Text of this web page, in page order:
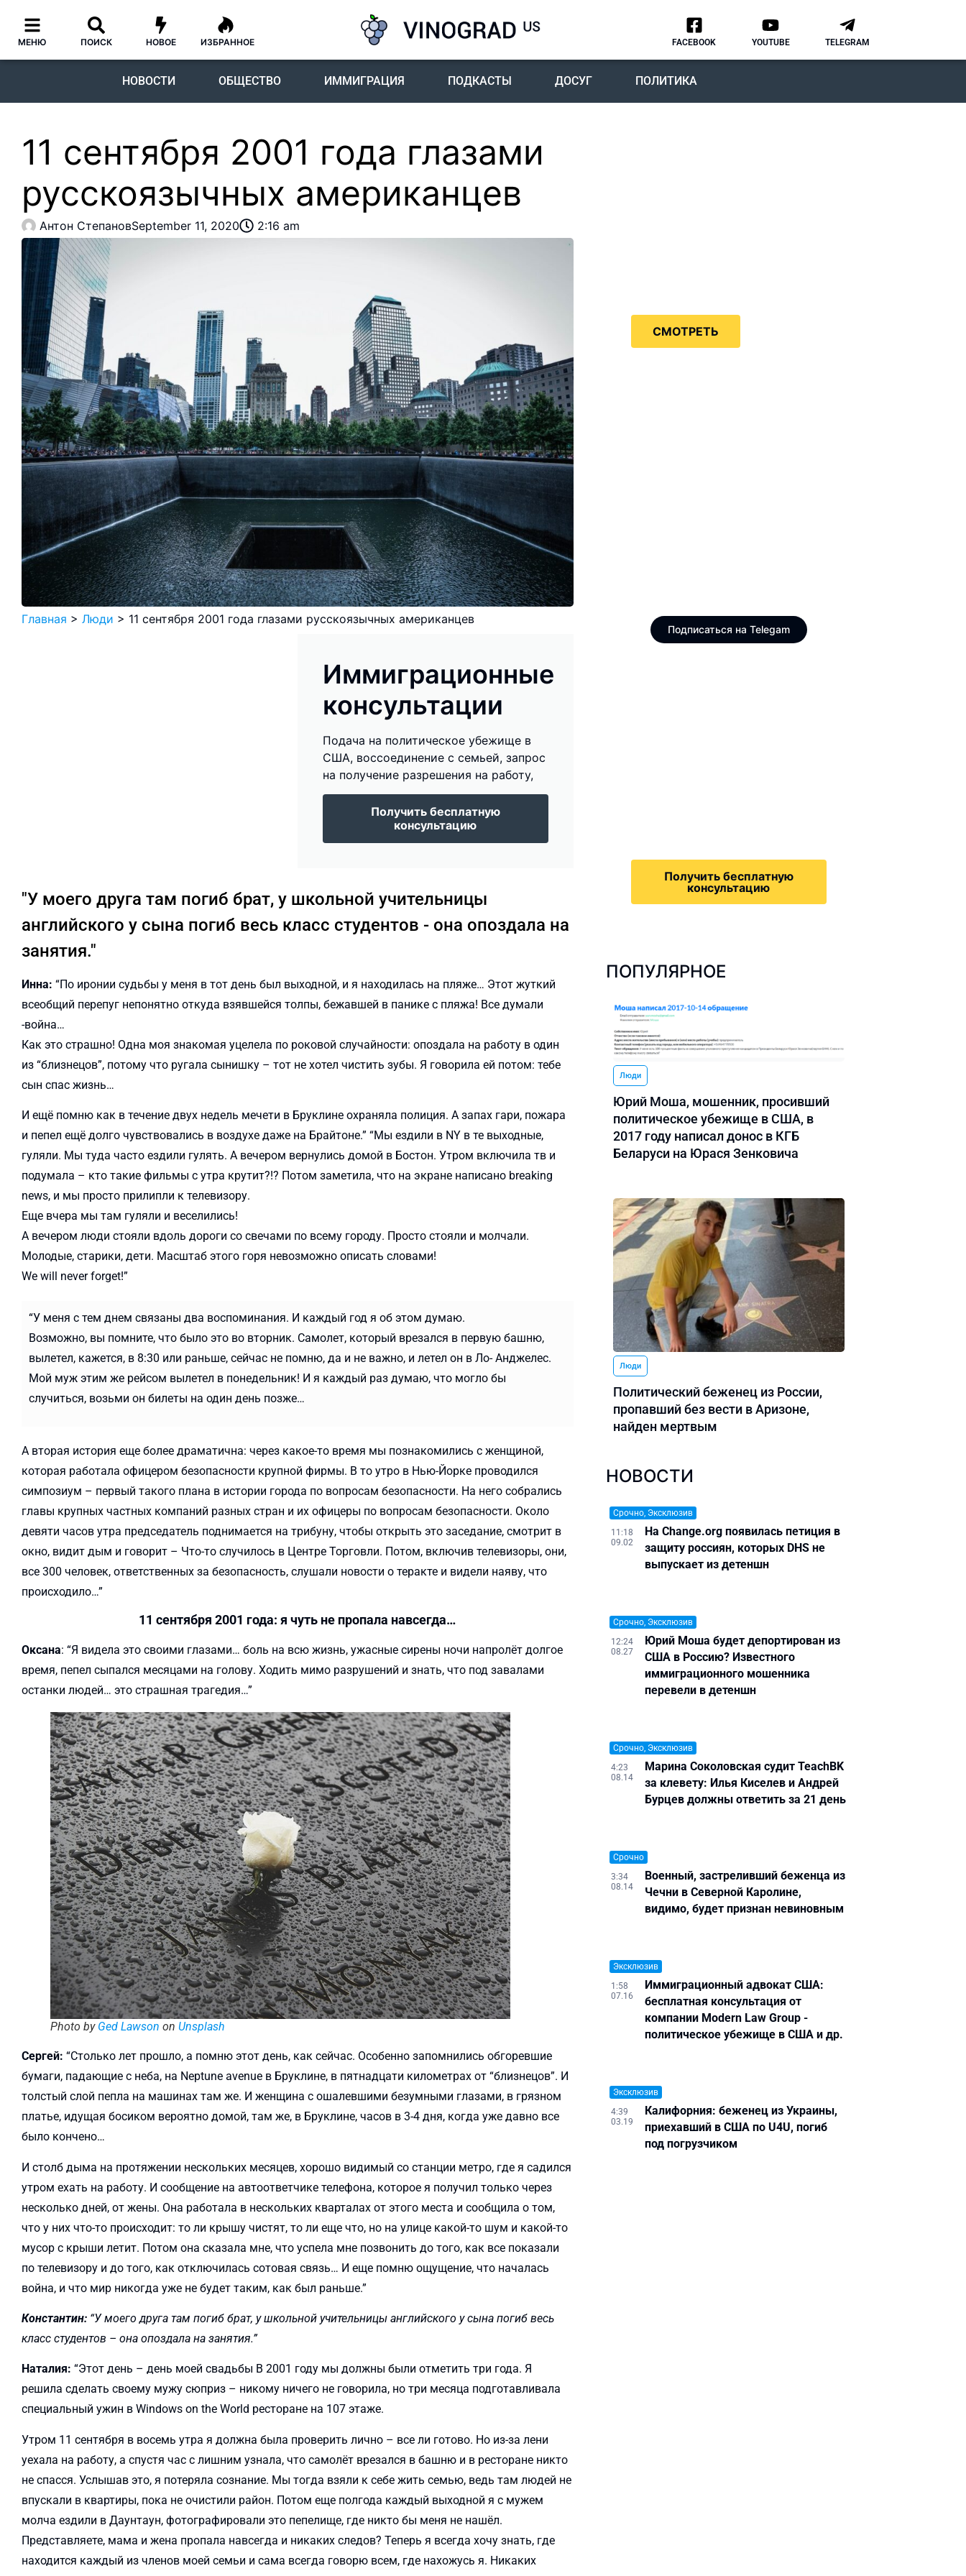
МЕНЮ ПОИСК НОВОЕ ИЗБРАННОЕ FACEBOOK YOUTUBE TELEGRAM
НОВОСТИ ОБЩЕСТВО ИММИГРАЦИЯ ПОДКАСТЫ ДОСУГ ПОЛИТИКА
11 сентября 2001 года глазами
русскоязычных американцев
Антон СтепановSeptember 11, 2020 2:16 am
Главная > Люди > 11 сентября 2001 года глазами русскоязычных американцев
Иммиграционные
консультации
Подача на политическое убежище в
США, воссоединение с семьей, запрос
на получение разрешения на работу,
Получить бесплатную
консультацию
"У моего друга там погиб брат, у школьной учительницы
английского у сына погиб весь класс студентов - она опоздала на
занятия."
Инна: “По иронии судьбы у меня в тот день был выходной, и я находилась на пляже… Этот жуткий
всеобщий перепуг непонятно откуда взявшейся толпы, бежавшей в панике с пляжа! Все думали
-война…
Как это страшно! Одна моя знакомая уцелела по роковой случайности: опоздала на работу в один
из “близнецов”, потому что ругала сынишку – тот не хотел чистить зубы. Я говорила ей потом: тебе
сын спас жизнь…
И ещё помню как в течение двух недель мечети в Бруклине охраняла полиция. А запах гари, пожара
и пепел ещё долго чувствовались в воздухе даже на Брайтоне.” “Мы ездили в NY в те выходные,
гуляли. Мы туда часто ездили гулять. А вечером вернулись домой в Бостон. Утром включила тв и
подумала – кто такие фильмы с утра крутит?!? Потом заметила, что на экране написано breaking
news, и мы просто прилипли к телевизору.
Еще вчера мы там гуляли и веселились!
А вечером люди стояли вдоль дороги со свечами по всему городу. Просто стояли и молчали.
Молодые, старики, дети. Масштаб этого горя невозможно описать словами!
We will never forget!”
“У меня с тем днем связаны два воспоминания. И каждый год я об этом думаю.
Возможно, вы помните, что было это во вторник. Самолет, который врезался в первую башню,
вылетел, кажется, в 8:30 или раньше, сейчас не помню, да и не важно, и летел он в Ло- Анджелес.
Мой муж этим же рейсом вылетел в понедельник! И я каждый раз думаю, что могло бы
случиться, возьми он билеты на один день позже…
А вторая история еще более драматична: через какое-то время мы познакомились с женщиной,
которая работала офицером безопасности крупной фирмы. В то утро в Нью-Йорке проводился
симпозиум – первый такого плана в истории города по вопросам безопасности. На него собрались
главы крупных частных компаний разных стран и их офицеры по вопросам безопасности. Около
девяти часов утра председатель поднимается на трибуну, чтобы открыть это заседание, смотрит в
окно, видит дым и говорит – Что-то случилось в Центре Торговли. Потом, включив телевизоры, они,
все 300 человек, ответственных за безопасность, слушали новости о теракте и видели наяву, что
происходило…”
11 сентября 2001 года: я чуть не пропала навсегда…
Oксана: “Я видела это своими глазами… боль на всю жизнь, ужасные сирены ночи напролёт долгое
время, пепел сыпался месяцами на голову. Ходить мимо разрушений и знать, что под завалами
останки людей… это страшная трагедия…”
Photo by Ged Lawson on Unsplash
Сергей: “Столько лет прошло, а помню этот день, как сейчас. Особенно запомнились обгоревшие
бумаги, падающие с неба, на Neptune avenue в Бруклине, в пятнадцати километрах от “близнецов”. И
толстый слой пепла на машинах там же. И женщина с ошалевшими безумными глазами, в грязном
платье, идущая босиком вероятно домой, там же, в Бруклине, часов в 3-4 дня, когда уже давно все
было кончено…
И столб дыма на протяжении нескольких месяцев, хорошо видимый со станции метро, где я садился
утром ехать на работу. И сообщение на автоответчике телефона, которое я получил только через
несколько дней, от жены. Она работала в нескольких кварталах от этого места и сообщила о том,
что у них что-то происходит: то ли крышу чистят, то ли еще что, но на улице какой-то шум и какой-то
мусор с крыши летит. Потом она сказала мне, что успела мне позвонить до того, как все показали
по телевизору и до того, как отключилась сотовая связь… И еще помню ощущение, что началась
война, и что мир никогда уже не будет таким, как был раньше.”
Константин: “У моего друга там погиб брат, у школьной учительницы английского у сына погиб весь
класс студентов – она опоздала на занятия.”
Наталия: “Этот день – день моей свадьбы В 2001 году мы должны были отметить три года. Я
решила сделать своему мужу сюприз – никому ничего не говорила, но три месяца подготавливала
специальный ужин в Windows on the World ресторане на 107 этаже.
Утром 11 сентября в восемь утра я должна была проверить лично – все ли готово. Но из-за лени
уехала на работу, а спустя час с лишним узнала, что самолёт врезался в башню и в ресторане никто
не спасся. Услышав это, я потеряла сознание. Мы тогда взяли к себе жить семью, ведь там людей не
впускали в квартиры, пока не очистили район. Потом еще полгода каждый выходной я с мужем
молча ездили в Даунтаун, фотографировали это пепелище, где никто бы меня не нашёл.
Представляете, мама и жена пропала навсегда и никаких следов? Теперь я всегда хочу знать, где
находится каждый из членов моей семьи и сама всегда говорю всем, где нахожусь я. Никаких
СМОТРЕТЬ
Подписаться на Telegam
Получить бесплатную
консультацию
ПОПУЛЯРНОЕ
Люди
Юрий Моша, мошенник, просивший
политическое убежище в США, в
2017 году написал донос в КГБ
Беларуси на Юрася Зенковича
Люди
Политический беженец из России,
пропавший без вести в Аризоне,
найден мертвым
НОВОСТИ
Срочно, Эксклюзив
11:18
09.02
На Change.org появилась петиция в
защиту россиян, которых DHS не
выпускает из детеншн
Срочно, Эксклюзив
12:24
08.27
Юрий Моша будет депортирован из
США в Россию? Известного
иммиграционного мошенника
перевели в детеншн
Срочно, Эксклюзив
4:23
08.14
Марина Соколовская судит TeachBK
за клевету: Илья Киселев и Андрей
Бурцев должны ответить за 21 день
Срочно
3:34
08.14
Военный, застреливший беженца из
Чечни в Северной Каролине,
видимо, будет признан невиновным
Эксклюзив
1:58
07.16
Иммиграционный адвокат США:
бесплатная консультация от
компании Modern Law Group -
политическое убежище в США и др.
Эксклюзив
4:39
03.19
Калифорния: беженец из Украины,
приехавший в США по U4U, погиб
под погрузчиком